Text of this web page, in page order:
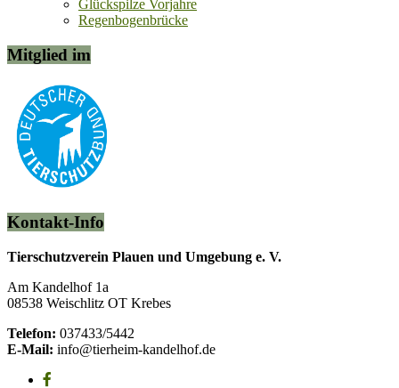
Glückspilze Vorjahre
Regenbogenbrücke
Mitglied im
Kontakt-Info
Tierschutzverein Plauen und Umgebung e. V.
Am Kandelhof 1a
08538 Weischlitz OT Krebes
Telefon: 037433/5442
E-Mail: info@tierheim-kandelhof.de